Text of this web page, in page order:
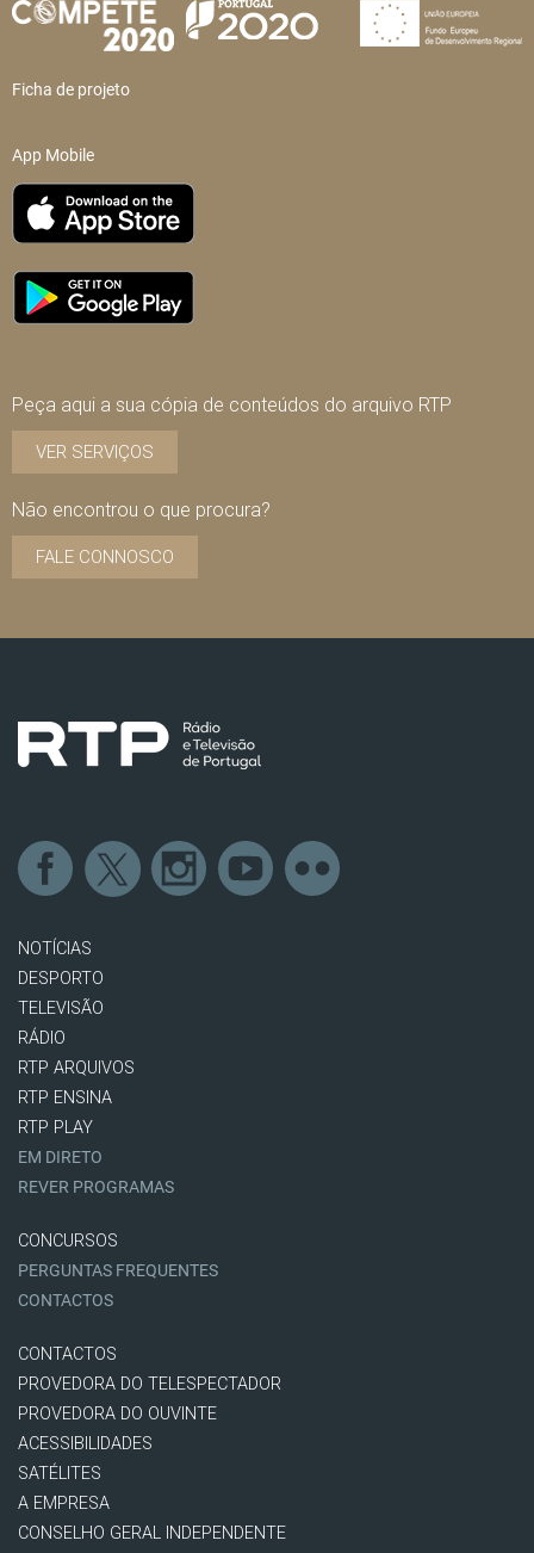
Ficha de projeto
App Mobile
Peça aqui a sua cópia de conteúdos do arquivo RTP
VER SERVIÇOS
Não encontrou o que procura?
FALE CONNOSCO
NOTÍCIAS
DESPORTO
TELEVISÃO
RÁDIO
RTP ARQUIVOS
RTP ENSINA
RTP PLAY
EM DIRETO
REVER PROGRAMAS
CONCURSOS
PERGUNTAS FREQUENTES
CONTACTOS
CONTACTOS
PROVEDORA DO TELESPECTADOR
PROVEDORA DO OUVINTE
ACESSIBILIDADES
SATÉLITES
A EMPRESA
CONSELHO GERAL INDEPENDENTE